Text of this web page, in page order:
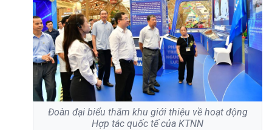
Đoàn đại biểu thăm khu giới thiệu về hoạt động
Hợp tác quốc tế của KTNN